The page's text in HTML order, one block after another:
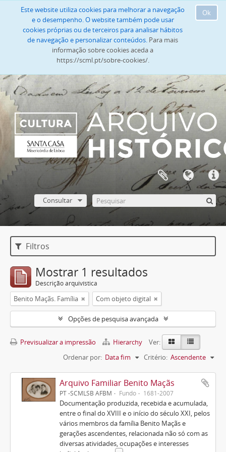
Ok
Este website utiliza cookies para melhorar a navegação
e o desempenho. O website também pode usar
cookies próprias ou de terceiros para analisar hábitos
de navegação e personalizar conteúdos. Para mais
informação sobre cookies aceda a
https://scml.pt/sobre-cookies/.
Consultar
Filtros
Mostrar 1 resultados
Descrição arquivística
Benito Maçãs. Família Com objeto digital
Opções de pesquisa avançada
Previsualizar a impressão Hierarchy
Ver:
Ordenar por: Data fim Critério: Ascendente
Arquivo Familiar Benito Maçãs
PT -SCMLSB AFBM Fundo 1681-2007
Documentação produzida, recebida e acumulada,
entre o final do XVIII e o início do século XXI, pelos
vários membros da família Benito Maçãs e
gerações ascendentes, relacionada não só com as
diversas atividades, ocupações e interesses